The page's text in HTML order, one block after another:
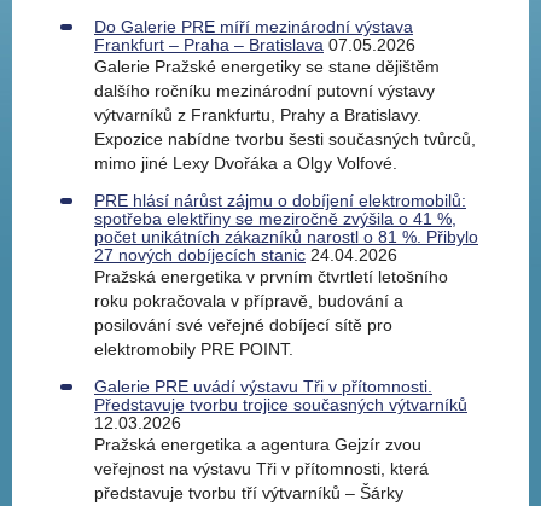
Do Galerie PRE míří mezinárodní výstava
Frankfurt – Praha – Bratislava 07.05.2026
Galerie Pražské energetiky se stane dějištěm
dalšího ročníku mezinárodní putovní výstavy
výtvarníků z Frankfurtu, Prahy a Bratislavy.
Expozice nabídne tvorbu šesti současných tvůrců,
mimo jiné Lexy Dvořáka a Olgy Volfové.
PRE hlásí nárůst zájmu o dobíjení elektromobilů:
spotřeba elektřiny se meziročně zvýšila o 41 %,
počet unikátních zákazníků narostl o 81 %. Přibylo
27 nových dobíjecích stanic 24.04.2026
Pražská energetika v prvním čtvrtletí letošního
roku pokračovala v přípravě, budování a
posilování své veřejné dobíjecí sítě pro
elektromobily PRE POINT.
Galerie PRE uvádí výstavu Tři v přítomnosti.
Představuje tvorbu trojice současných výtvarníků
12.03.2026
Pražská energetika a agentura Gejzír zvou
veřejnost na výstavu Tři v přítomnosti, která
představuje tvorbu tří výtvarníků – Šárky